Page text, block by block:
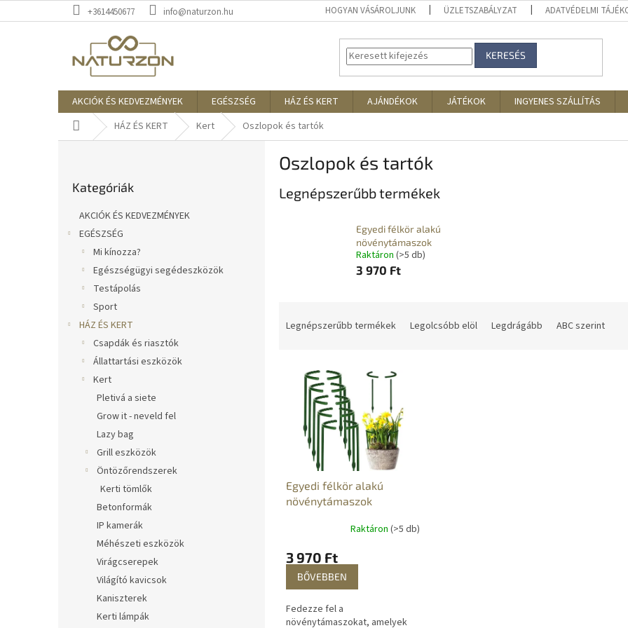
a
+3614450677 info@naturzon.hu HOGYAN VÁSÁROLJUNK ÜZLETSZABÁLYZAT ADATVÉDELMI
KERESÉS
AKCIÓK ÉS KEDVEZMÉNYEK EGÉSZSÉG HÁZ ÉS KERT AJÁNDÉKOK JÁTÉKOK INGYENES SZÁLLÍTÁS
KezdőlapHÁZ ÉS KERT Kert Oszlopok és tartók
átugrása
Kategóriák
AKCIÓK ÉS KEDVEZMÉNYEK
EGÉSZSÉG
Mi kínozza?
Egészségügyi segédeszközök
Testápolás
Sport
HÁZ ÉS KERT
Csapdák és riasztók
Állattartási eszközök
Kert
Pletivá a siete
Grow it - neveld fel
Lazy bag
Grill eszközök
Öntözőrendszerek
Kerti tömlők
Betonformák
IP kamerák
Méhészeti eszközök
Virágcserepek
Világító kavicsok
Kaniszterek
Kerti lámpák
Oszlopok és tartók
Legnépszerűbb termékek
Egyedi félkör alakú
növénytámaszok
Raktáron (>5 db)
3 970 Ft
Legnépszerűbb termékek Legolcsóbb elöl Legdrágább ABC szerint
Egyedi félkör alakú
növénytámaszok
Raktáron (>5 db)
3 970 Ft
BŐVEBBEN
Fedezze fel a
növénytámaszokat, amelyek